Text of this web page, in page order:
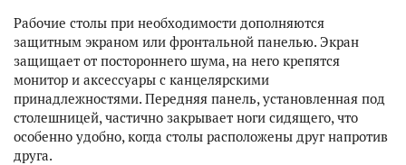
Рабочие столы при необходимости дополняются
защитным экраном или фронтальной панелью. Экран
защищает от постороннего шума, на него крепятся
монитор и аксессуары с канцелярскими
принадлежностями. Передняя панель, установленная под
столешницей, частично закрывает ноги сидящего, что
особенно удобно, когда столы расположены друг напротив
друга.